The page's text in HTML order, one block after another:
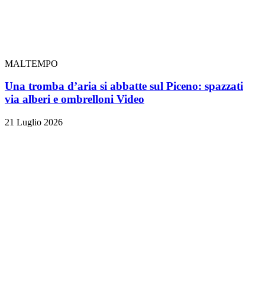
MALTEMPO
Una tromba d’aria si abbatte sul Piceno: spazzati
via alberi e ombrelloni Video
21 Luglio 2026